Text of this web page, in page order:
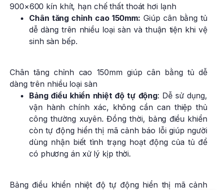
900×600 kín khít, hạn chế thất thoát hơi lạnh
Chân tăng chỉnh cao 150mm: Giúp cân bằng tủ
dễ dàng trên nhiều loại sàn và thuận tiện khi vệ
sinh sàn bếp.
Chân tăng chỉnh cao 150mm giúp cân bằng tủ dễ
dàng trên nhiều loại sàn
Bảng điều khiển nhiệt độ tự động: Dễ sử dụng,
vận hành chính xác, không cần can thiệp thủ
công thường xuyên. Đồng thời, bảng điều khiển
còn tự động hiển thị mã cảnh báo lỗi giúp người
dùng nhận biết tình trạng hoạt động của tủ để
có phương án xử lý kịp thời.
Bảng điều khiển nhiệt độ tự động hiển thị mã cảnh